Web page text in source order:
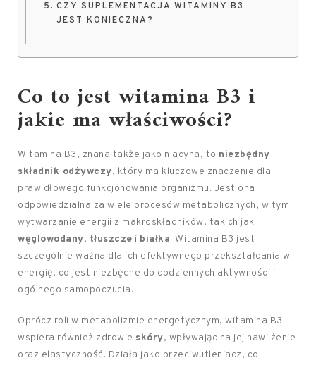
CZY SUPLEMENTACJA WITAMINY B3
JEST KONIECZNA?
Co to jest witamina B3 i
jakie ma właściwości?
Witamina B3, znana także jako niacyna, to niezbędny
składnik odżywczy, który ma kluczowe znaczenie dla
prawidłowego funkcjonowania organizmu. Jest ona
odpowiedzialna za wiele procesów metabolicznych, w tym
wytwarzanie energii z makroskładników, takich jak
węglowodany, tłuszcze i białka. Witamina B3 jest
szczególnie ważna dla ich efektywnego przekształcania w
energię, co jest niezbędne do codziennych aktywności i
ogólnego samopoczucia.
Oprócz roli w metabolizmie energetycznym, witamina B3
wspiera również zdrowie skóry, wpływając na jej nawilżenie
oraz elastyczność. Działa jako przeciwutleniacz, co